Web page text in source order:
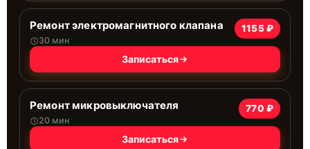
Ремонт электромагнитного клапана
30 мин
1155 ₽
Записаться
Ремонт микровыключателя
20 мин
770 ₽
Записаться